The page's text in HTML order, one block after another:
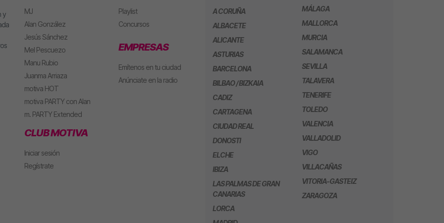
y
MJ
Alan González
Jesús Sánchez
Mel Pescuezo
Manu Rubio
Juanma Arriaza
motiva HOT
motiva PARTY con Alan
m. PARTY Extended
CLUB MOTIVA
Iniciar sesión
Regístrate
Playlist
Concursos
EMPRESAS
Emítenos en tu ciudad
Anúnciate en la radio
A CORUÑA
ALBACETE
ALICANTE
ASTURIAS
BARCELONA
BILBAO / BIZKAIA
CADIZ
CARTAGENA
CIUDAD REAL
DONOSTI
ELCHE
IBIZA
LAS PALMAS DE GRAN
CANARIAS
LORCA
MÁLAGA
MALLORCA
MURCIA
SALAMANCA
SEVILLA
TALAVERA
TENERIFE
TOLEDO
VALENCIA
VALLADOLID
VIGO
VILLACAÑAS
VITORIA-GASTEIZ
ZARAGOZA